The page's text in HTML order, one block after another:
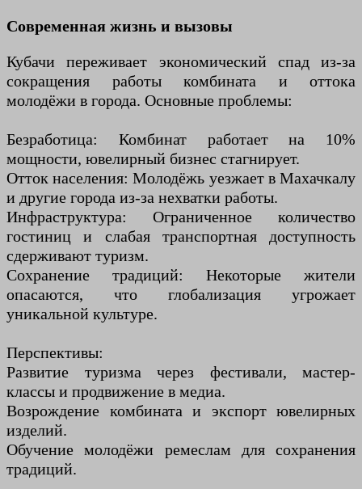
Современная жизнь и вызовы
Кубачи переживает экономический спад из-за
сокращения работы комбината и оттока
молодёжи в города. Основные проблемы:
Безработица: Комбинат работает на 10%
мощности, ювелирный бизнес стагнирует.
Отток населения: Молодёжь уезжает в Махачкалу
и другие города из-за нехватки работы.
Инфраструктура: Ограниченное количество
гостиниц и слабая транспортная доступность
сдерживают туризм.
Сохранение традиций: Некоторые жители
опасаются, что глобализация угрожает
уникальной культуре.
Перспективы:
Развитие туризма через фестивали, мастер-
классы и продвижение в медиа.
Возрождение комбината и экспорт ювелирных
изделий.
Обучение молодёжи ремеслам для сохранения
традиций.